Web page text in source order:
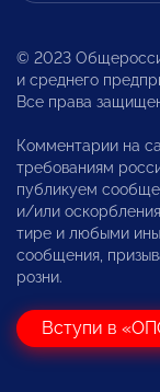
© 2023
и среднего
Все права
Комментарии на
требованиям
публикуем
и/или
тире и любыми
сообщения,
розни.
Вступи в